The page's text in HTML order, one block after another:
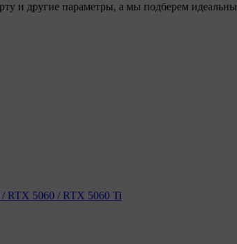
и другие параметры, а мы подберем
RTX 5060 / RTX 5060 Ti